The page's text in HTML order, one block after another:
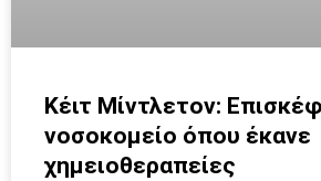
Κέιτ Μίντλετον:
νοσοκομείο όπου έκανε
χημειοθεραπείες